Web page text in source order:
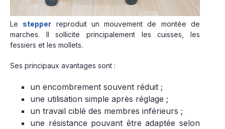
Le stepper reproduit un mouvement de montée de
marches. Il sollicite principalement les cuisses, les
fessiers et les mollets.
Ses principaux avantages sont :
un encombrement souvent réduit ;
une utilisation simple après réglage ;
un travail ciblé des membres inférieurs ;
une résistance pouvant être adaptée selon